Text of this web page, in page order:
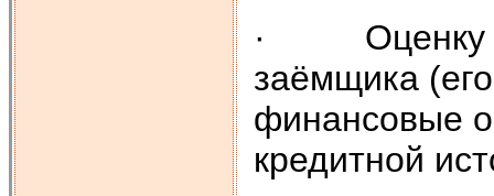
· Оценку
заёмщика
финансовые
кредитной